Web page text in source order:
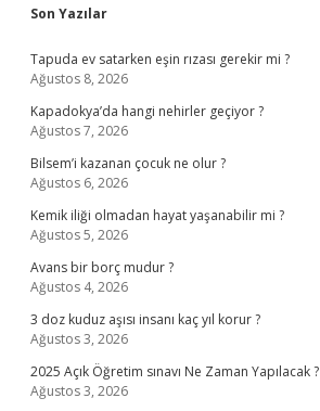
Sidebar
Son Yazılar
Tapuda ev satarken eşin rızası gerekir mi ?
Ağustos 8, 2026
Kapadokya’da hangi nehirler geçiyor ?
Ağustos 7, 2026
Bilsem’i kazanan çocuk ne olur ?
Ağustos 6, 2026
Kemik iliği olmadan hayat yaşanabilir mi ?
Ağustos 5, 2026
Avans bir borç mudur ?
Ağustos 4, 2026
3 doz kuduz aşısı insanı kaç yıl korur ?
Ağustos 3, 2026
2025 Açık Öğretim sınavı Ne Zaman Yapılacak ?
Ağustos 3, 2026